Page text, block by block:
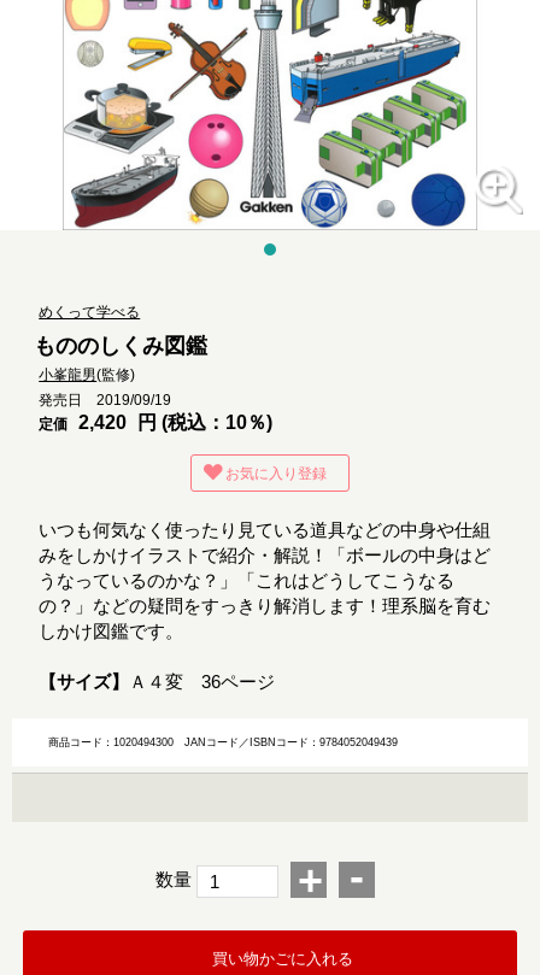
めくって学べる
もののしくみ図鑑
小峯龍男(監修)
発売日 2019/09/19
定価
2,420 円 (税込：10％)
お気に入り登録
いつも何気なく使ったり見ている道具などの中身や仕組
みをしかけイラストで紹介・解説！「ボールの中身はど
うなっているのかな？」「これはどうしてこうなる
の？」などの疑問をすっきり解消します！理系脳を育む
しかけ図鑑です。
【サイズ】 Ａ４変 36ページ
商品コード：1020494300JANコード／ISBNコード：9784052049439
数量 + -
買い物かごに入れる